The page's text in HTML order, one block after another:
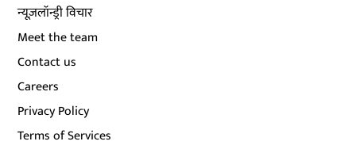
न्यूज़लॉन्ड्री विचार
Meet the team
Contact us
Careers
Privacy Policy
Terms of Services